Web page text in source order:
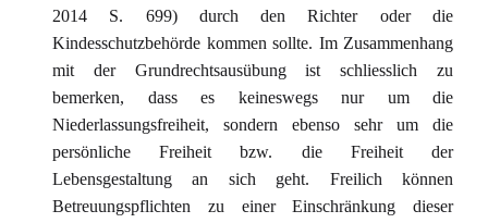
2014 S. 699) durch den Richter oder die
Kindesschutzbehörde kommen sollte. Im Zusammenhang
mit der Grundrechtsausübung ist schliesslich zu
bemerken, dass es keineswegs nur um die
Niederlassungsfreiheit, sondern ebenso sehr um die
persönliche Freiheit bzw. die Freiheit der
Lebensgestaltung an sich geht. Freilich können
Betreuungspflichten zu einer Einschränkung dieser